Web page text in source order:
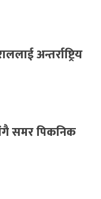
अन्तर्राष्ट्रिय
समर पिकनिक